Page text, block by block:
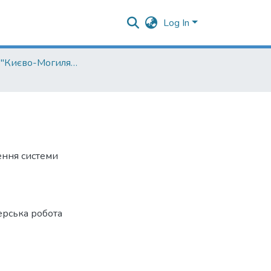
Log In
Кафедра "Києво-Могилянська школа врядування імені Андрія Мелешевича"
системи
робота